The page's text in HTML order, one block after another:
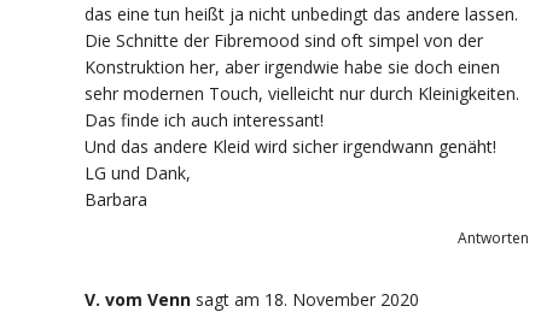
das eine tun heißt ja nicht unbedingt das andere lassen.
Die Schnitte der Fibremood sind oft simpel von der
Konstruktion her, aber irgendwie habe sie doch einen
sehr modernen Touch, vielleicht nur durch Kleinigkeiten.
Das finde ich auch interessant!
Und das andere Kleid wird sicher irgendwann genäht!
LG und Dank,
Barbara
Antworten
V. vom Venn sagt am 18. November 2020